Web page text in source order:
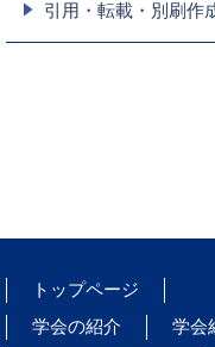
引用・転載・別刷作
トップページ
学会の紹介
学会